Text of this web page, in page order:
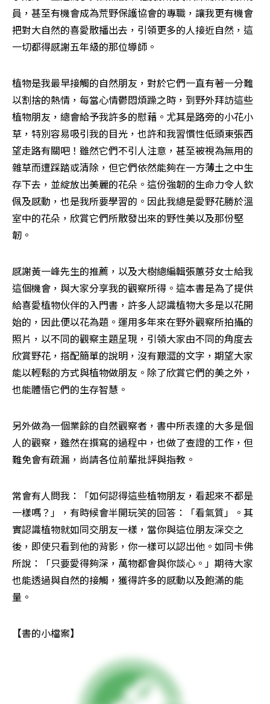
員，甚至有機會成為荒野保護協會的專職，讓我更有機會
把對大自然的喜愛散播出去，引領更多的人接近自然，這
一切都得感謝五年級的那位導師。
植物是我最早接觸的自然朋友，對於它們一直有著一分難
以割捨的熱情，每當心情鬱悶煩躁之時，到野外拜訪這些
植物朋友，總會給予我許多的慰藉。尤其是路旁的小花小
草，特別容易吸引我的目光，也許和我習慣性低頭東張西
望走路有關吧！雖然它們不引人注意，甚至被視為無用的
雜草而遭踩踏或清除，但它們依然能夠在一方薄土之中生
存下去，並綻放出美麗的花朵。這份強韌的生命力令人欽
佩及感動，也是我所要學習的。因此我總是愛野花勝於溫
室中的花朵，欣賞它們所散發出來的野性美以及那份堅
韌。
感謝黃一峰先生的推薦，以及大樹總編輯張蕙芬女士給我
這個機會，與大家分享我的觀察所得。這本書是為了提供
給喜愛植物伙伴的入門書，許多人認識植物大多是以花開
始的，因此便以花為題。運用多年來在野外觀察所拍攝的
照片，以不同的觀察主題呈現，引領大家由不同的角度去
欣賞野花，搭配簡單的說明，沒有艱澀的文字，期望大家
能以輕鬆的方式與植物做朋友。除了欣賞它們的美之外，
也能體悟它們的生存智慧。
另外做為一個業餘的自然觀察者，書中所表達的大多是個
人的觀察，雖然在撰寫的過程中，也做了查證的工作，但
難免會有疏漏，尚請各位前輩批評與指教。
常會有人問我：「如何認得這些植物朋友，看起來不都是
一樣嗎？」，有時候會半開玩笑的回答：「看氣質」。其
實認識植物就如同交朋友一樣，當你與這位朋友深交之
後，即使只看到他的背影，你一樣可以認出他。如同卡佛
所說：「只要愛得夠深，萬物都會與你談心。」期待大家
也能透過與自然的接觸，獲得許多的感動以及飽滿的能
量。
【書的小檔案】